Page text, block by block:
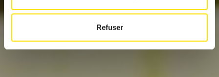
Refuser